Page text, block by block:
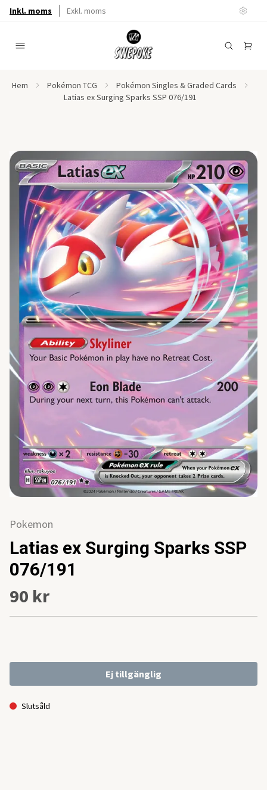
Inkl. moms Exkl. moms
Hem Pokémon TCG
Pokémon Singles & Graded Cards
Latias ex Surging Sparks SSP 076/191
Pokemon
Latias ex Surging Sparks SSP
076/191
90 kr
Ej tillgänglig
Slutsåld